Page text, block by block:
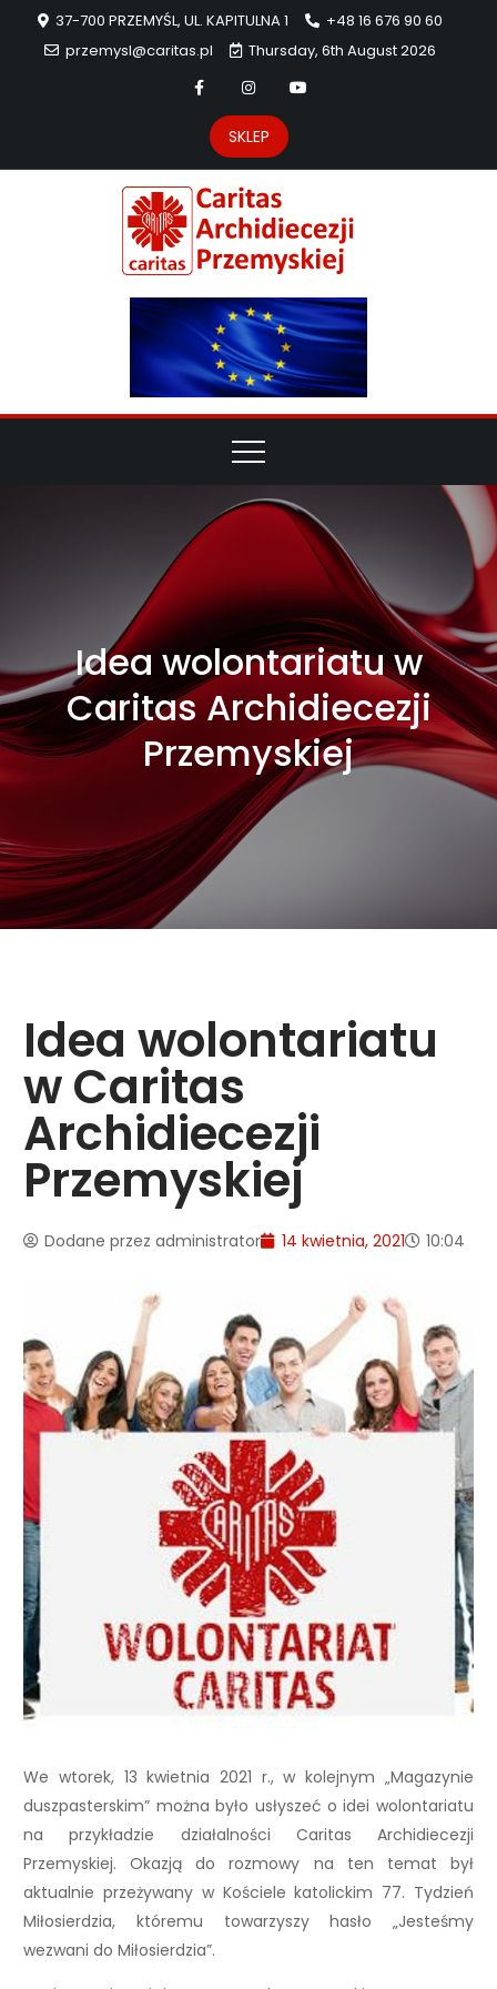
37-700 PRZEMYŚL, UL. KAPITULNA 1
+48 16 676 90 60
przemysl@caritas.pl
Thursday, 6th August 2026
SKLEP
Idea wolontariatu w
Caritas Archidiecezji
Przemyskiej
Idea wolontariatu
w Caritas
Archidiecezji
Przemyskiej
Dodane przez administrator 14 kwietnia, 2021 10:04
We wtorek, 13 kwietnia 2021 r., w kolejnym „Magazynie
duszpasterskim” można było usłyszeć o idei wolontariatu
na przykładzie działalności Caritas Archidiecezji
Przemyskiej. Okazją do rozmowy na ten temat był
aktualnie przeżywany w Kościele katolickim 77. Tydzień
Miłosierdzia, któremu towarzyszy hasło „Jesteśmy
wezwani do Miłosierdzia”.